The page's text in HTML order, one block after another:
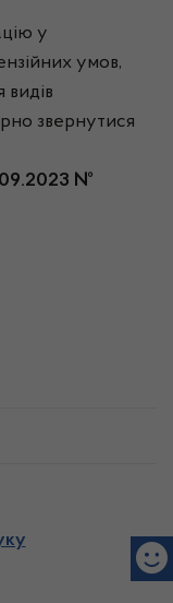
у
умов,
видів
звернутися
№